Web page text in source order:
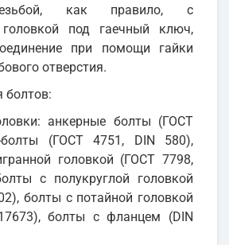
как правило, с
головкой под гаечный ключ,
при помощи гайки
отверстия.
болтов:
анкерные болты (ГОСТ
(ГОСТ 4751, DIN 580),
головкой (ГОСТ 7798,
с полукруглой головкой
болты с потайной головкой
болты с фланцем (DIN